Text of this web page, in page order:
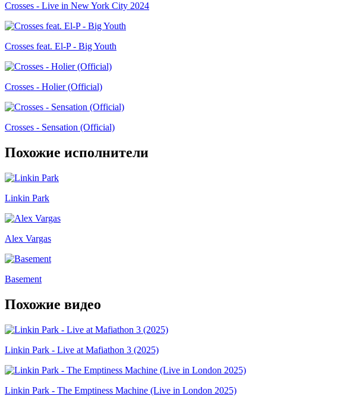
Crosses - Live in New York City 2024
Crosses feat. El-P - Big Youth
Crosses - Holier (Official)
Crosses - Sensation (Official)
Похожие исполнители
Linkin Park
Alex Vargas
Basement
Похожие видео
Linkin Park - Live at Mafiathon 3 (2025)
Linkin Park - The Emptiness Machine (Live in London 2025)